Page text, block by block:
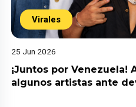
Virales
25 Jun 2026
¡Juntos por Venezuela!
algunos artistas ante